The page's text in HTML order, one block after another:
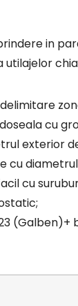
in
cu
exterior
cu
cu
(Galben)+